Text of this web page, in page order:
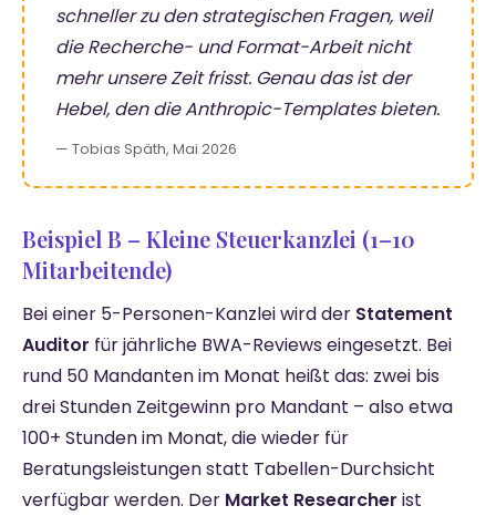
schneller zu den strategischen Fragen, weil
die Recherche- und Format-Arbeit nicht
mehr unsere Zeit frisst. Genau das ist der
Hebel, den die Anthropic-Templates bieten.
— Tobias Späth, Mai 2026
Beispiel B – Kleine Steuerkanzlei (1–10
Mitarbeitende)
Bei einer 5-Personen-Kanzlei wird der Statement
Auditor für jährliche BWA-Reviews eingesetzt. Bei
rund 50 Mandanten im Monat heißt das: zwei bis
drei Stunden Zeitgewinn pro Mandant – also etwa
100+ Stunden im Monat, die wieder für
Beratungsleistungen statt Tabellen-Durchsicht
verfügbar werden. Der Market Researcher ist